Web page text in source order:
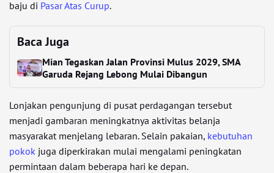
baju di Pasar Atas Curup.
Baca Juga
Mian Tegaskan Jalan Provinsi Mulus 2029, SMA
Garuda Rejang Lebong Mulai Dibangun
Lonjakan pengunjung di pusat perdagangan tersebut
menjadi gambaran meningkatnya aktivitas belanja
masyarakat menjelang lebaran. Selain pakaian, kebutuhan
pokok juga diperkirakan mulai mengalami peningkatan
permintaan dalam beberapa hari ke depan.